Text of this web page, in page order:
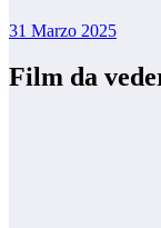
31 Marzo 2025
Film da